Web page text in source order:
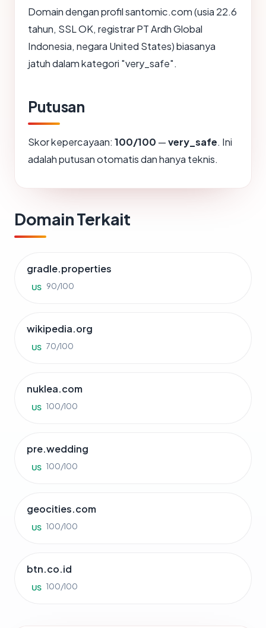
Domain dengan profil santomic.com (usia 22.6
tahun, SSL OK, registrar PT Ardh Global
Indonesia, negara United States) biasanya
jatuh dalam kategori "very_safe".
Putusan
Skor kepercayaan: 100/100 —very_safe. Ini
adalah putusan otomatis dan hanya teknis.
Domain Terkait
gradle.properties
US 90/100
wikipedia.org
US 70/100
nuklea.com
US 100/100
pre.wedding
US 100/100
geocities.com
US 100/100
btn.co.id
US 100/100